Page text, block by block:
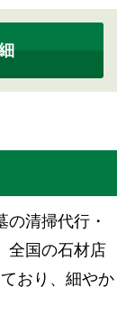
清掃代行・
全国の石材店
おり、細やか